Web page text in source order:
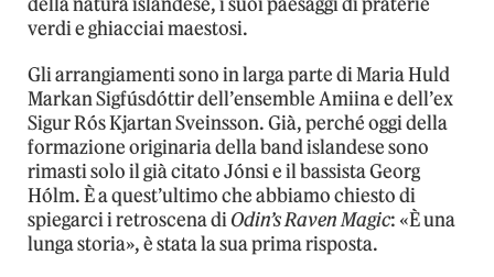
verdi e ghiacciai maestosi.
Gli arrangiamenti sono in larga parte di Maria Huld
Markan Sigfúsdóttir dell’ensemble Amiina e dell’ex
Sigur Rós Kjartan Sveinsson. Già, perché oggi della
formazione originaria della band islandese sono
rimasti solo il già citato Jónsi e il bassista Georg
Hólm. È a quest’ultimo che abbiamo chiesto di
spiegarci i retroscena diOdin’s Raven Magic: «È una
lunga storia», è stata la sua prima risposta.